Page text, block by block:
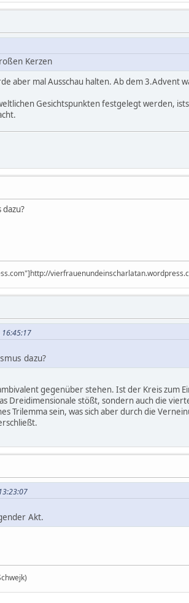
Kerzen
aber mal Ausschau halten. Ab dem 3.Advent
Gesichtspunkten festgelegt werden,
16:45:17
dazu?
gegenüber stehen. Ist der Kreis zum
Dreidimensionale stößt, sondern auch die
Trilemma sein, was sich aber durch die
Akt.